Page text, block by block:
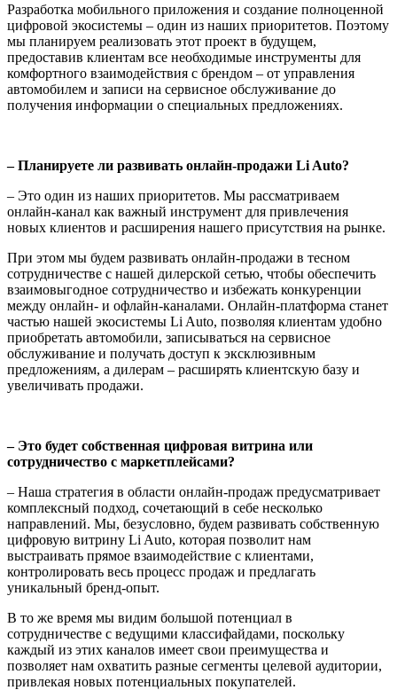
Разработка мобильного приложения и создание полноценной
цифровой экосистемы – один из наших приоритетов. Поэтому
мы планируем реализовать этот проект в будущем,
предоставив клиентам все необходимые инструменты для
комфортного взаимодействия с брендом – от управления
автомобилем и записи на сервисное обслуживание до
получения информации о специальных предложениях.
– Планируете ли развивать онлайн-продажи Li Auto?
– Это один из наших приоритетов. Мы рассматриваем
онлайн-канал как важный инструмент для привлечения
новых клиентов и расширения нашего присутствия на рынке.
При этом мы будем развивать онлайн-продажи в тесном
сотрудничестве с нашей дилерской сетью, чтобы обеспечить
взаимовыгодное сотрудничество и избежать конкуренции
между онлайн- и офлайн-каналами. Онлайн-платформа станет
частью нашей экосистемы Li Auto, позволяя клиентам удобно
приобретать автомобили, записываться на сервисное
обслуживание и получать доступ к эксклюзивным
предложениям, а дилерам – расширять клиентскую базу и
увеличивать продажи.
– Это будет собственная цифровая витрина или
сотрудничество с маркетплейсами?
– Наша стратегия в области онлайн-продаж предусматривает
комплексный подход, сочетающий в себе несколько
направлений. Мы, безусловно, будем развивать собственную
цифровую витрину Li Auto, которая позволит нам
выстраивать прямое взаимодействие с клиентами,
контролировать весь процесс продаж и предлагать
уникальный бренд-опыт.
В то же время мы видим большой потенциал в
сотрудничестве с ведущими классифайдами, поскольку
каждый из этих каналов имеет свои преимущества и
позволяет нам охватить разные сегменты целевой аудитории,
привлекая новых потенциальных покупателей.